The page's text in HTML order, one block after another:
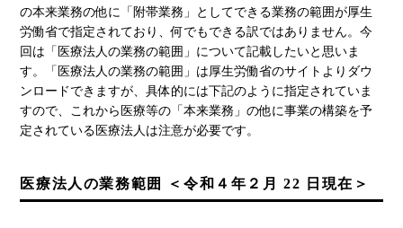
の本来業務の他に「附帯業務」としてできる業務の範囲が厚生
労働省で指定されており、何でもできる訳ではありません。今
回は「医療法人の業務の範囲」について記載したいと思いま
す。「医療法人の業務の範囲」は厚生労働省のサイトよりダウ
ンロードできますが、具体的には下記のように指定されていま
すので、これから医療等の「本来業務」の他に事業の構築を予
定されている医療法人は注意が必要です。
医療法人の業務範囲 ＜令和４年２月 22 日現在＞